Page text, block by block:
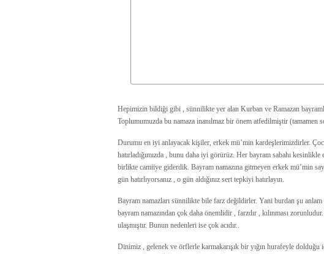
Hepimizin bildiği gibi , sünnilikte yer alan Kurban ve Ramazan
Toplumumuzda bu namaza inanılmaz bir önem atfedilmiştir (tamamen
Durumu en iyi anlayacak kişiler, erkek mü’min kardeşlerimizdirler.
hatırladığımızda , bunu daha iyi görürüz. Her bayram sabahı
birlikte camiiye giderdik. Bayram namazına gitmeyen erkek mü’min
gün hatırlıyorsanız , o gün aldığınız sert tepkiyi hatırlayın.
Bayram namazları sünnilikte bile farz değildirler. Yani burdan şu
bayram namazından çok daha önemlidir , farzdır , kılınması
ulaşmıştır. Bunun nedenleri ise çok acıdır..
Dinimiz , gelenek ve örflerle karmakarışık bir yığın hurafeyle dolduğu